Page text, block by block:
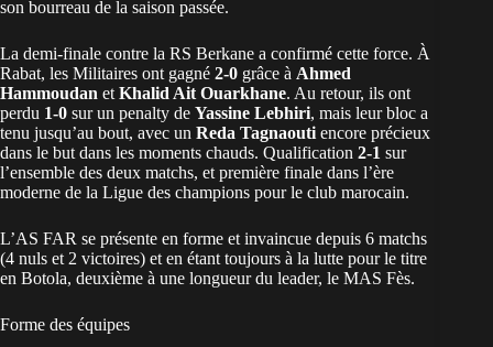
son bourreau de la saison passée.
La demi-finale contre la RS Berkane a confirmé cette force. À
Rabat, les Militaires ont gagné 2-0 grâce à Ahmed
Hammoudan et Khalid Ait Ouarkhane. Au retour, ils ont
perdu 1-0 sur un penalty de Yassine Lebhiri, mais leur bloc a
tenu jusqu’au bout, avec un Reda Tagnaouti encore précieux
dans le but dans les moments chauds. Qualification 2-1 sur
l’ensemble des deux matchs, et première finale dans l’ère
moderne de la Ligue des champions pour le club marocain.
L’AS FAR se présente en forme et invaincue depuis 6 matchs
(4 nuls et 2 victoires) et en étant toujours à la lutte pour le titre
en Botola, deuxième à une longueur du leader, le MAS Fès.
Forme des équipes